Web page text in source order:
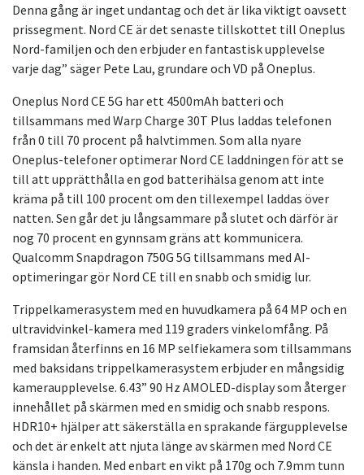
Denna gång är inget undantag och det är lika viktigt oavsett
prissegment. Nord CE är det senaste tillskottet till Oneplus
Nord-familjen och den erbjuder en fantastisk upplevelse
varje dag” säger Pete Lau, grundare och VD på Oneplus.
Oneplus Nord CE 5G har ett 4500mAh batteri och
tillsammans med Warp Charge 30T Plus laddas telefonen
från 0 till 70 procent på halvtimmen. Som alla nyare
Oneplus-telefoner optimerar Nord CE laddningen för att se
till att upprätthålla en god batterihälsa genom att inte
kräma på till 100 procent om den tillexempel laddas över
natten. Sen går det ju långsammare på slutet och därför är
nog 70 procent en gynnsam gräns att kommunicera.
Qualcomm Snapdragon 750G 5G tillsammans med AI-
optimeringar gör Nord CE till en snabb och smidig lur.
Trippelkamerasystem med en huvudkamera på 64 MP och en
ultravidvinkel-kamera med 119 graders vinkelomfång. På
framsidan återfinns en 16 MP selfiekamera som tillsammans
med baksidans trippelkamerasystem erbjuder en mångsidig
kameraupplevelse. 6.43” 90 Hz AMOLED-display som återger
innehållet på skärmen med en smidig och snabb respons.
HDR10+ hjälper att säkerställa en sprakande färgupplevelse
och det är enkelt att njuta länge av skärmen med Nord CE
känsla i handen. Med enbart en vikt på 170g och 7.9mm tunn